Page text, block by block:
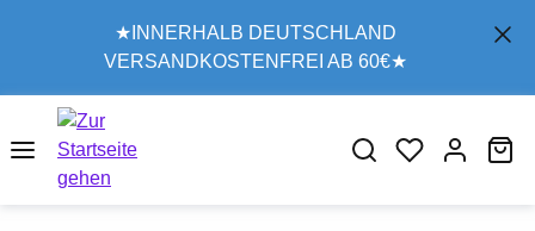
Zum Hauptinhalt springen★INNERHALB DEUTSCHLAND
VERSANDKOSTENFREI AB 60€★